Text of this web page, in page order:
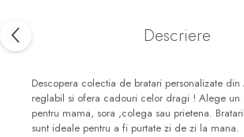
Descriere
Descopera colectia de bratari personalizate
reglabil si ofera cadouri celor dragi ! Alege un
pentru mama, sora ,colega sau prietena.
sunt ideale pentru a fi purtate zi de zi la mana.